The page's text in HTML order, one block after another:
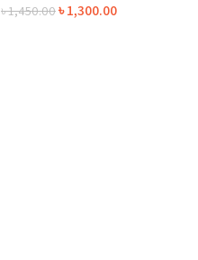
৳1,450.00৳1,300.00